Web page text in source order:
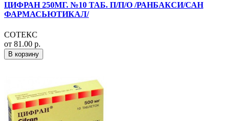
ЦИФРАН 250МГ. №10 ТАБ. П/П/О /РАНБАКСИ/САН
ФАРМАСЬЮТИКАЛ/
СОТЕКС
от 81.00 р.
В корзину